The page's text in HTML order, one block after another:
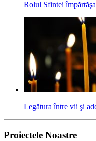
Rolul Sfintei
Legătura între vii şi
Proiectele Noastre